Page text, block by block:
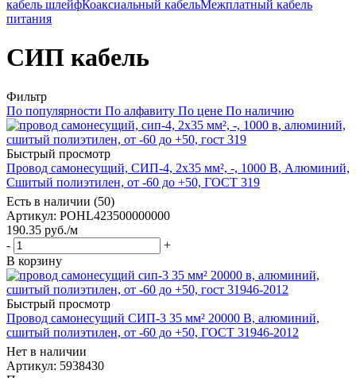
кабель шлейфКоаксиальный кабельМежплатный кабель
питания
СИП кабель
Фильтр
По популярности По алфавиту По цене По наличию
Быстрый просмотр
Провод самонесущий, СИП-4, 2х35 мм², -, 1000 В, Алюминий,
Сшитый полиэтилен, от -60 до +50, ГОСТ 319
Есть в наличии (50)
Артикул: POHL423500000000
190.35 руб./м
-
+
В корзину
Быстрый просмотр
Провод самонесущий СИП-3 35 мм² 20000 В, алюминий,
сшитый полиэтилен, от -60 до +50, ГОСТ 31946-2012
Нет в наличии
Артикул: 5938430